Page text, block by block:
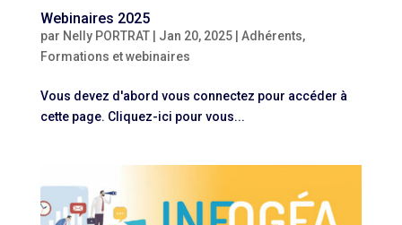
Webinaires 2025
par Nelly PORTRAT| Jan 20, 2025| Adhérents,
Formations et webinaires
Vous devez d'abord vous connectez pour accéder à
cette page. Cliquez-ici pour vous...